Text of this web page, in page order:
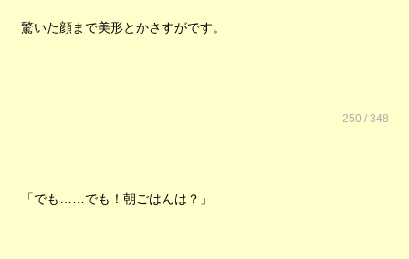
驚いた顔まで美形とかさすがです。
250 / 348
「でも……でも！朝ごはんは？」